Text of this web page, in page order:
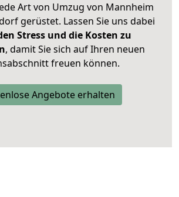
Art von Umzug von Mannheim
gerüstet. Lassen Sie uns dabei
Stress und die Kosten zu
, damit Sie sich auf Ihren neuen
freuen können.
Angebote erhalten